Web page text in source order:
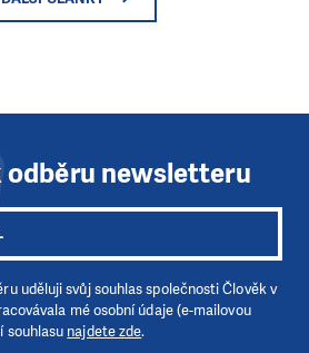
odběru newsletteru
uděluji svůj souhlas společnosti Člověk v
mé osobní údaje (e-mailovou
souhlasu najdete zde.